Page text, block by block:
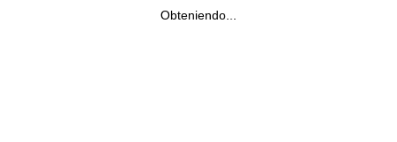
Obteniendo...